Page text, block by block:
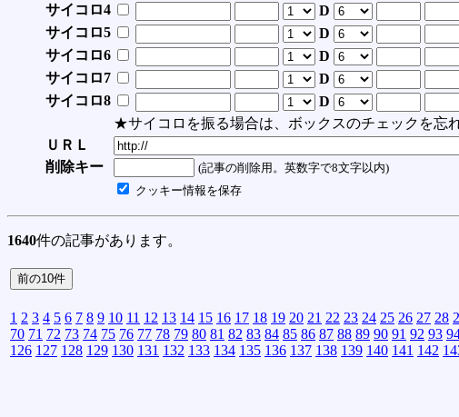
サイコロ4
D
サイコロ5
D
サイコロ6
D
サイコロ7
D
サイコロ8
D
★サイコロを振る場合は、ボックスのチェックを忘
ＵＲＬ
削除キー
(記事の削除用。英数字で8文字以内)
クッキー情報を保存
1640件の記事があります。
1 2 3 4 5 6 7 8 9 10 11 12 13 14 15 16 17 18 19 20 21 22 23 24 25 26 27 28
70 71 72 73 74 75 76 77 78 79 80 81 82 83 84 85 86 87 88 89 90 91 92 93
126 127 128 129 130 131 132 133 134 135 136 137 138 139 140 141 142